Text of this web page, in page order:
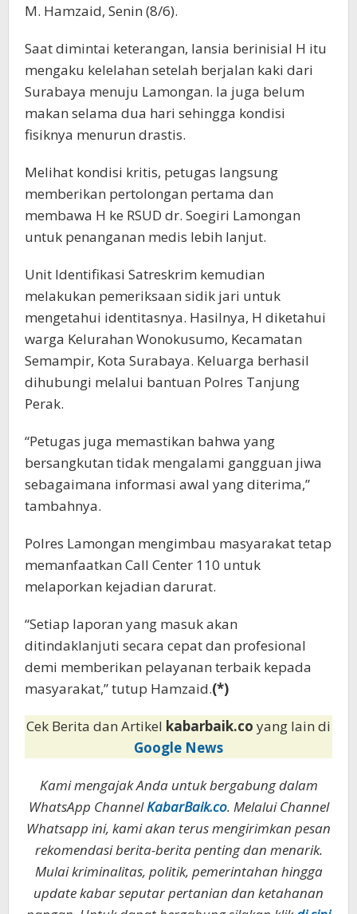
M. Hamzaid, Senin (8/6).
Saat dimintai keterangan, lansia berinisial H itu
mengaku kelelahan setelah berjalan kaki dari
Surabaya menuju Lamongan. Ia juga belum
makan selama dua hari sehingga kondisi
fisiknya menurun drastis.
Melihat kondisi kritis, petugas langsung
memberikan pertolongan pertama dan
membawa H ke RSUD dr. Soegiri Lamongan
untuk penanganan medis lebih lanjut.
Unit Identifikasi Satreskrim kemudian
melakukan pemeriksaan sidik jari untuk
mengetahui identitasnya. Hasilnya, H diketahui
warga Kelurahan Wonokusumo, Kecamatan
Semampir, Kota Surabaya. Keluarga berhasil
dihubungi melalui bantuan Polres Tanjung
Perak.
“Petugas juga memastikan bahwa yang
bersangkutan tidak mengalami gangguan jiwa
sebagaimana informasi awal yang diterima,”
tambahnya.
Polres Lamongan mengimbau masyarakat tetap
memanfaatkan Call Center 110 untuk
melaporkan kejadian darurat.
“Setiap laporan yang masuk akan
ditindaklanjuti secara cepat dan profesional
demi memberikan pelayanan terbaik kepada
masyarakat,” tutup Hamzaid.(*)
Cek Berita dan Artikel kabarbaik.co yang lain di
Google News
Kami mengajak Anda untuk bergabung dalam
WhatsApp ChannelKabarBaik.co. Melalui Channel
Whatsapp ini, kami akan terus mengirimkan pesan
rekomendasi berita-berita penting dan menarik.
Mulai kriminalitas, politik, pemerintahan hingga
update kabar seputar pertanian dan ketahanan